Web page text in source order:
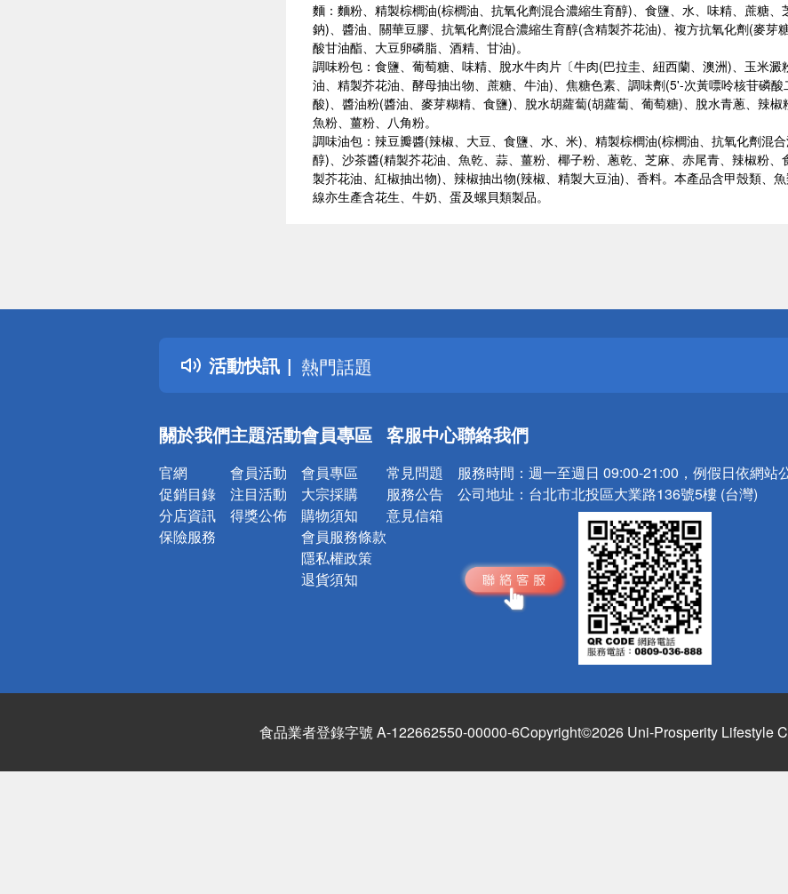
麵：麵粉、精製棕櫚油(棕櫚油、抗氧化劑混合濃縮生育醇)、食鹽、水、味精、蔗糖
鈉)、醬油、關華豆膠、抗氧化劑混合濃縮生育醇(含精製芥花油)、複方抗氧化劑(麥
酸甘油酯、大豆卵磷脂、酒精、甘油)。
調味粉包：食鹽、葡萄糖、味精、脫水牛肉片〔牛肉(巴拉圭、紐西蘭、澳洲)、玉米
油、精製芥花油、酵母抽出物、蔗糖、牛油)、焦糖色素、調味劑(5'-次黃嘌呤核苷磷
酸)、醬油粉(醬油、麥芽糊精、食鹽)、脫水胡蘿蔔(胡蘿蔔、葡萄糖)、脫水青蔥、辣
魚粉、薑粉、八角粉。
調味油包：辣豆瓣醬(辣椒、大豆、食鹽、水、米)、精製棕櫚油(棕櫚油、抗氧化劑混
醇)、沙茶醬(精製芥花油、魚乾、蒜、薑粉、椰子粉、蔥乾、芝麻、赤尾青、辣椒粉
製芥花油、紅椒抽出物)、辣椒抽出物(辣椒、精製大豆油)、香料。本產品含甲殼類、
線亦生產含花生、牛奶、蛋及螺貝類製品。
活動快訊
詐騙網頁！請小心！
得獎公告
熱門話題
銀行優惠
詐騙網頁！請小心！
關於我們
官網
促銷目錄
分店資訊
保險服務
主題活動
會員活動
注目活動
得獎公佈
會員專區
會員專區
大宗採購
購物須知
會員服務條款
隱私權政策
退貨須知
客服中心
常見問題
服務公告
意見信箱
聯絡我們
服務時間： 週一至週日 09:00-21:00，例假日依網站
公司地址： 台北市北投區大業路136號5樓 (台灣)
食品業者登錄字號 A-122662550-00000-6Copyright©2026 Uni-Prosperity Lifestyle